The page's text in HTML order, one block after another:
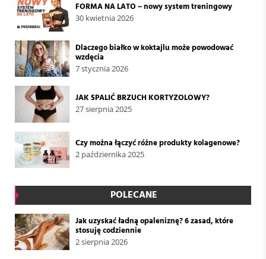
FORMA NA LATO – nowy system treningowy
30 kwietnia 2026
Dlaczego białko w koktajlu może powodować
wzdęcia
7 stycznia 2026
JAK SPALIĆ BRZUCH KORTYZOLOWY?
27 sierpnia 2025
Czy można łączyć różne produkty kolagenowe?
2 października 2025
POLECANE
Jak uzyskać ładną opaleniznę? 6 zasad, które
stosuję codziennie
2 sierpnia 2026